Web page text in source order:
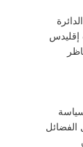
إقليدس